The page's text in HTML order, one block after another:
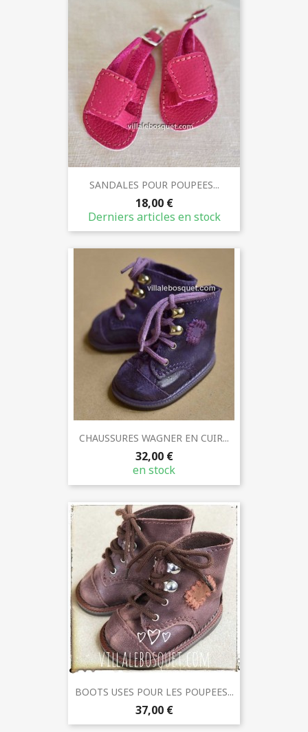
SANDALES POUR POUPEES...
18,00 €
Derniers articles en stock
CHAUSSURES WAGNER EN CUIR...
32,00 €
en stock
BOOTS USES POUR LES POUPEES...
37,00 €